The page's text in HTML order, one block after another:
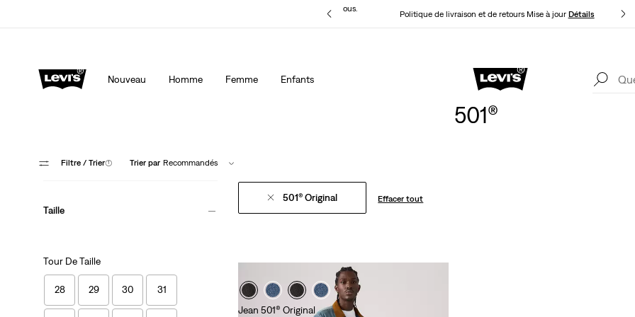
Politique de livraison et de retours Mise à jour Détails
Levi's App. Le meilleur de Levi’s®, sur mesure, spécialement pour vous.
Nouveau Homme Femme Enfants
Levi's App. Le meilleur de Levi’s®, sur mesure, spécialement pour vous.
Détails
501®
Filtre / Trier(1) Trier par Recommandés
Taille
Tour De Taille
28 29 30 31
501® Original Effacer tout
Jean 501® Original